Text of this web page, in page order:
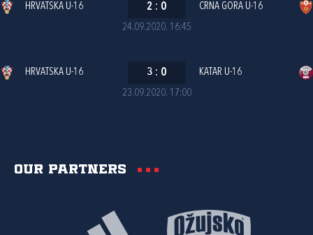
24.09.2020. 16:45
HRVATSKA U-16 2 : 0 CRNA GORA U-16
23.09.2020. 17:00
HRVATSKA U-16 3 : 0 KATAR U-16
Our partners